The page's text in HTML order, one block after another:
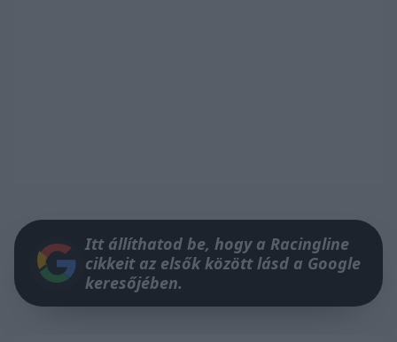
Itt állíthatod be, hogy a Racingline
cikkeit az elsők között lásd a Google
keresőjében.